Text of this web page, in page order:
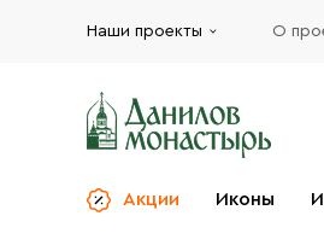
Наши проекты О
Акции Иконы